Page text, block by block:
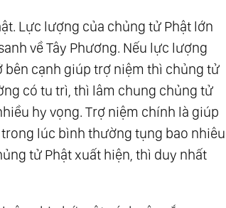
Lực lượng của chủng tử Phật lớn
về Tây Phương. Nếu lực lượng
bên cạnh giúp trợ niệm thì chủng tử
có tu trì, thì lâm chung chủng tử
hy vọng. Trợ niệm chính là giúp
lúc bình thường tụng bao nhiêu
tử Phật xuất hiện, thì duy nhất